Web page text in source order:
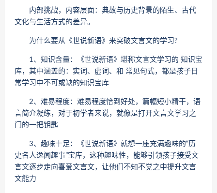
内部挑战，内容层面：典故与历史背景的陌生、古代
文化与生活方式的差异。
为什么要从《世说新语》来突破文言文的学习?
1、知识含量：《世说新语》堪称文言文学习的 知识宝
库，其中涵盖的：实词、虚词、和 常见句式，都是孩子日
常学习中不可或缺的知识宝库
2、难易程度：难易程度恰到好处，篇幅短小精干，语
言简介凝练，对于初学者来说，就像是打开文言文学习之
门的一把钥匙
3、趣味十足：《世说新语》就想一座充满趣味的“历
史名人逸闻趣事”宝库，这种趣味性，能够引领孩子接受文
言文逐步走向喜爱文言文，让他们不知不觉之中提升文言
文能力